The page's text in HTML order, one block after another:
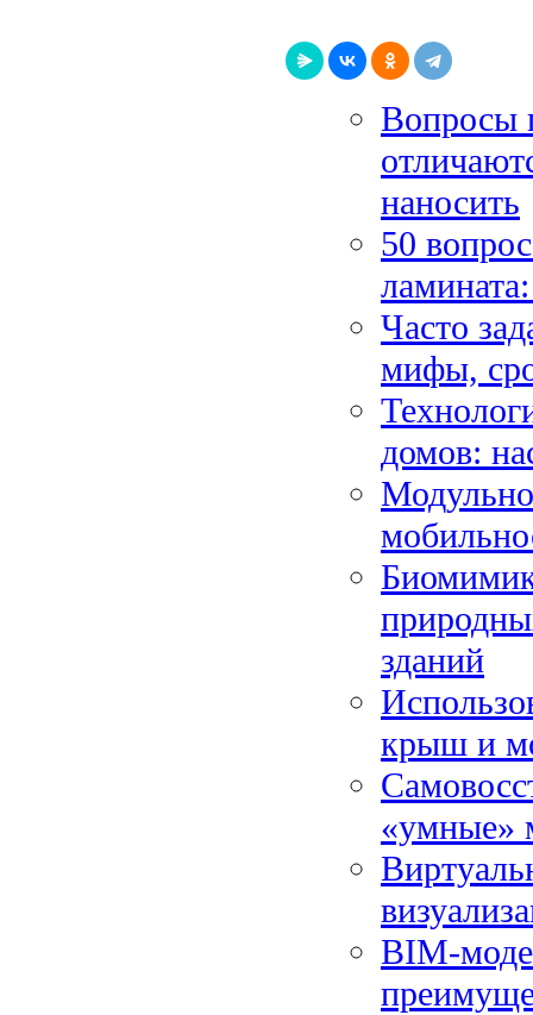
Вопросы
наносить
50
Часто
мифы,
домов:
зданий
крыш и
«умные»
BIM-